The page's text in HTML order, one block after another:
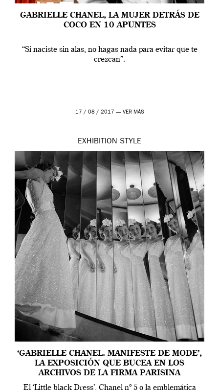
GABRIELLE CHANEL, LA MUJER DETRÁS DE
COCO EN 10 APUNTES
“Si naciste sin alas, no hagas nada para evitar que te
crezcan”.
17 / 08 / 2017 — VER MÁS
EXHIBITION STYLE
‘GABRIELLE CHANEL. MANIFESTE DE MODE’,
LA EXPOSICIÓN QUE BUCEA EN LOS
ARCHIVOS DE LA FIRMA PARISINA
El ‘Little black Dress’, Chanel nº 5 o la emblemática